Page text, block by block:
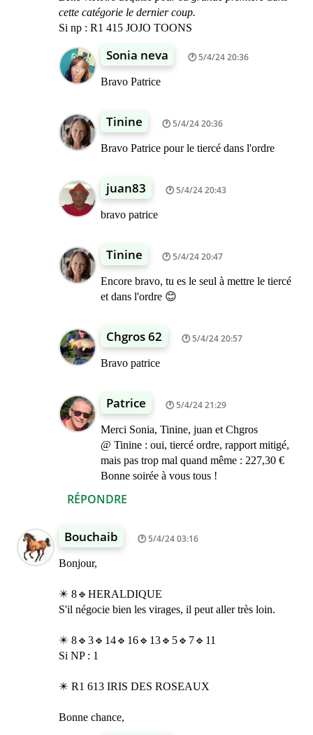
cette catégorie le dernier coup.
Si np : R1 415 JOJO TOONS
RÉPONDRE
Sonia neva 5/4/24 20:36
Bravo Patrice
Tinine 5/4/24 20:36
Bravo Patrice pour le tiercé dans l'ordre
juan83 5/4/24 20:43
bravo patrice
Tinine 5/4/24 20:47
Encore bravo, tu es le seul à mettre le tiercé
et dans l'ordre 😊
Chgros 62 5/4/24 20:57
Bravo patrice
Patrice 5/4/24 21:29
Merci Sonia, Tinine, juan et Chgros
@ Tinine : oui, tiercé ordre, rapport mitigé,
mais pas trop mal quand même : 227,30 €
Bonne soirée à vous tous !
Bouchaib 5/4/24 03:16
Bonjour,
✴️ 8🔹HERALDIQUE
S'il négocie bien les virages, il peut aller très loin.
✴️ 8🔹3🔹14🔹16🔹13🔹5🔹7🔹11
Si NP : 1
✴️ R1 613 IRIS DES ROSEAUX
Bonne chance,